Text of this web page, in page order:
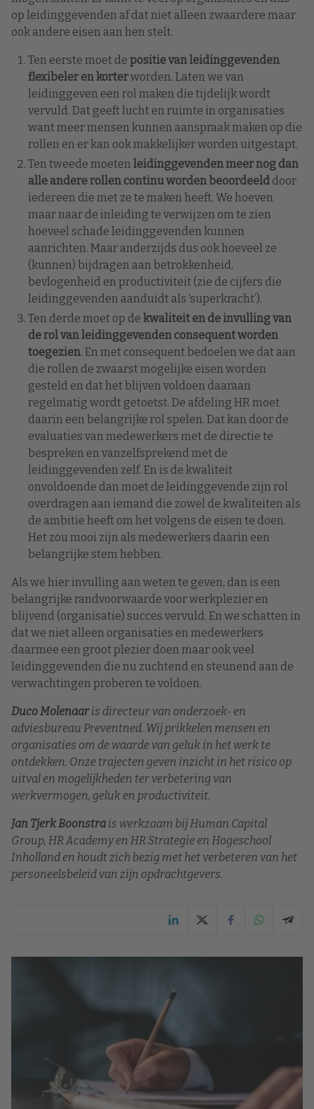
op leidinggevenden af dat niet alleen zwaardere maar
ook andere eisen aan hen stelt.
Ten eerste moet de positie van leidinggevenden
flexibeler en korterworden. Laten we van
leidinggeven een rol maken die tijdelijk wordt
vervuld. Dat geeft lucht en ruimte in organisaties
want meer mensen kunnen aanspraak maken op die
rollen en er kan ook makkelijker worden uitgestapt.
Ten tweede moeten leidinggevenden meer nog dan
alle andere rollen continu worden beoordeeld door
iedereen die met ze te maken heeft. We hoeven
maar naar de inleiding te verwijzen om te zien
hoeveel schade leidinggevenden kunnen
aanrichten. Maar anderzijds dus ook hoeveel ze
(kunnen) bijdragen aan betrokkenheid,
bevlogenheid en productiviteit (zie de cijfers die
leidinggevenden aanduidt als ‘superkracht’).
Ten derde moet op de kwaliteit en de invulling van
de rol van leidinggevenden consequent worden
toegezien. En met consequent bedoelen we dat aan
die rollen de zwaarst mogelijke eisen worden
gesteld en dat het blijven voldoen daaraan
regelmatig wordt getoetst. De afdeling HR moet
daarin een belangrijke rol spelen. Dat kan door de
evaluaties van medewerkers met de directie te
bespreken en vanzelfsprekend met de
leidinggevenden zelf. En is de kwaliteit
onvoldoende dan moet de leidinggevende zijn rol
overdragen aan iemand die zowel de kwaliteiten als
de ambitie heeft om het volgens de eisen te doen.
Het zou mooi zijn als medewerkers daarin een
belangrijke stem hebben.
Als we hier invulling aan weten te geven, dan is een
belangrijke randvoorwaarde voor werkplezier en
blijvend (organisatie) succes vervuld. En we schatten in
dat we niet alleen organisaties en medewerkers
daarmee een groot plezier doen maar ook veel
leidinggevenden die nu zuchtend en steunend aan de
verwachtingen proberen te voldoen.
Duco Molenaaris directeur van onderzoek- en
adviesbureau Preventned. Wij prikkelen mensen en
organisaties om de waarde van geluk in het werk te
ontdekken. Onze trajecten geven inzicht in het risico op
uitval en mogelijkheden ter verbetering van
werkvermogen, geluk en productiviteit.
Jan Tjerk Boonstra is werkzaam bij Human Capital
Group, HR Academy en HR Strategie en Hogeschool
Inholland en houdt zich bezig met het verbeteren van het
personeelsbeleid van zijn opdrachtgevers.